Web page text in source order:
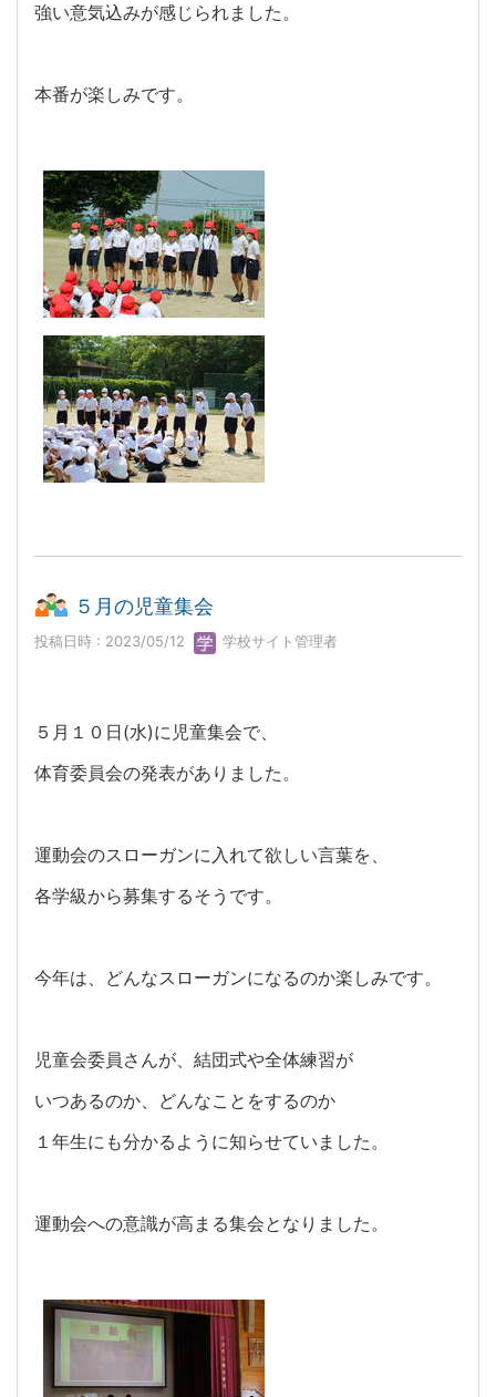
強い意気込みが感じられました。
本番が楽しみです。
５月の児童集会
投稿日時 : 2023/05/12 学校サイト管理者
５月１０日(水)に児童集会で、
体育委員会の発表がありました。
運動会のスローガンに入れて欲しい言葉を、
各学級から募集するそうです。
今年は、どんなスローガンになるのか楽しみです。
児童会委員さんが、結団式や全体練習が
いつあるのか、どんなことをするのか
１年生にも分かるように知らせていました。
運動会への意識が高まる集会となりました。